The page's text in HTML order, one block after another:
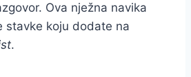
Ova nježna navika
stavke koju dodate na
.